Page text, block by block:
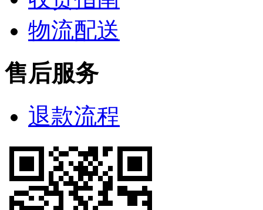
物流配送
售后服务
退款流程